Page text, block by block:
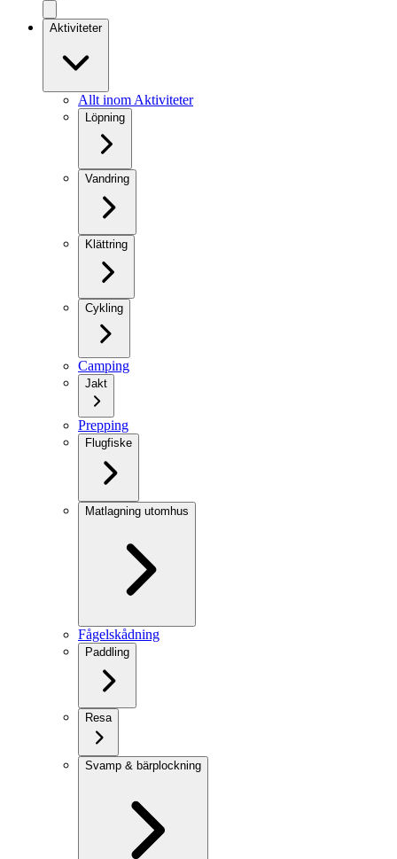
Aktiviteter
Allt inom Aktiviteter
Löpning
Vandring
Klättring
Cykling
Camping
Jakt
Prepping
Flugfiske
Matlagning utomhus
Fågelskådning
Paddling
Resa
Svamp & bärplockning